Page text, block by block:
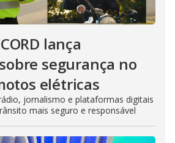
lança
segurança no
elétricas
jornalismo e plataformas digitais
mais seguro e responsável